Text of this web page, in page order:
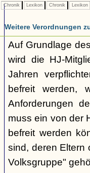
Chronik Lexikon Chronik Lexikon
Weitere Verordnungen
Auf Grundlage
wird die HJ-
Jahren
befreit werden,
Anforderungen
muss ein von der
befreit werden
sind, deren Eltern
Volksgruppe"